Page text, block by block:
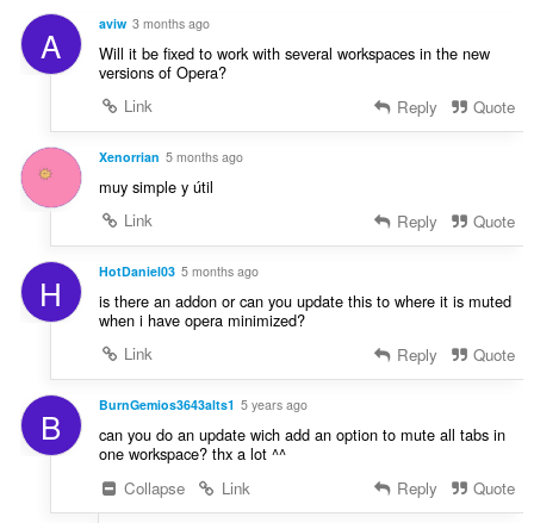
ч
і
в
і
н
ю
і
в
с
ь
о
і
н
ю
ч
і
в
:
A aviw 3 months ago
Will it be fixed to work with several workspaces in the new
versions of Opera?
Link
Reply Quote
Xenorrian 5 months ago
muy simple y útil
Link
Reply Quote
H HotDaniel03 5 months ago
is there an addon or can you update this to where it is muted
when i have opera minimized?
Link
Reply Quote
B BurnGemios3643alts1 5 years ago
can you do an update wich add an option to mute all tabs in
one workspace? thx a lot ^^
Collapse
Link Reply Quote